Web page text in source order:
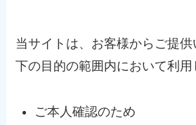
当サイトは、お客様からご提
下の目的の範囲内において利用
ご本人確認のため